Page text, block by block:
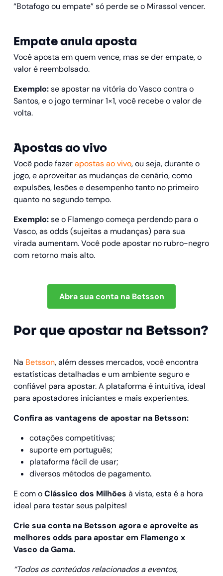
“Botafogo ou empate” só perde se o Mirassol vencer.
Empate anula aposta
Você aposta em quem vence, mas se der empate, o
valor é reembolsado.
Exemplo:se apostar na vitória do Vasco contra o
Santos, e o jogo terminar 1×1, você recebe o valor de
volta.
Apostas ao vivo
Você pode fazerapostas ao vivo, ou seja, durante o
jogo, e aproveitar as mudanças de cenário, como
expulsões, lesões e desempenho tanto no primeiro
quanto no segundo tempo.
Exemplo:se o Flamengo começa perdendo para o
Vasco, as odds (sujeitas a mudanças) para sua
virada aumentam. Você pode apostar no rubro-negro
com retorno mais alto.
Abra sua conta na Betsson
Por que apostar na Betsson?
Na Betsson, além desses mercados, você encontra
estatísticas detalhadas e um ambiente seguro e
confiável para apostar. A plataforma é intuitiva, ideal
para apostadores iniciantes e mais experientes.
Confira as vantagens de apostar na Betsson:
cotações competitivas;
suporte em português;
plataforma fácil de usar;
diversos métodos de pagamento.
E com oClássico dos Milhões à vista, esta é a hora
ideal para testar seus palpites!
Crie sua conta na Betsson agora e aproveite as
melhores odds para apostar em Flamengo x
Vasco da Gama.
“Todos os conteúdos relacionados a eventos,